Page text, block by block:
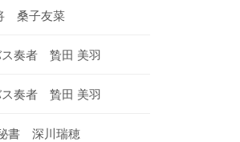
桑子友菜
奏者 贄田 美羽
奏者 贄田 美羽
書 深川瑞穂